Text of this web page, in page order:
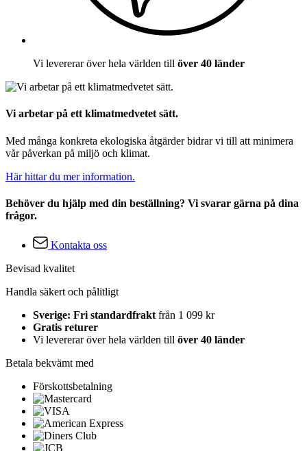
Vi levererar över hela världen till över 40 länder
Vi arbetar på ett klimatmedvetet sätt.
Med många konkreta ekologiska åtgärder bidrar vi till att minimera
vår påverkan på miljö och klimat.
Här hittar du mer information.
Behöver du hjälp med din beställning? Vi svarar gärna på dina
frågor.
Kontakta oss
Bevisad kvalitet
Handla säkert och pålitligt
Sverige: Fri standardfrakt från 1 099 kr
Gratis returer
Vi levererar över hela världen till över 40 länder
Betala bekvämt med
Förskottsbetalning